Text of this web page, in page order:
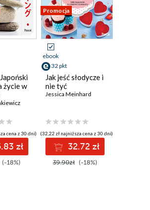
życie w
cena z 30 dni)
zł
(-18%)
Promocja
ebook
32 pkt
Jak jeść słodycze i
nie tyć
Jessica Meinhard
(32,22 zł najniższa cena z 30 dni)
32.72 zł
39.90zł (-18%)